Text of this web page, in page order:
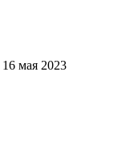
16 мая 2023